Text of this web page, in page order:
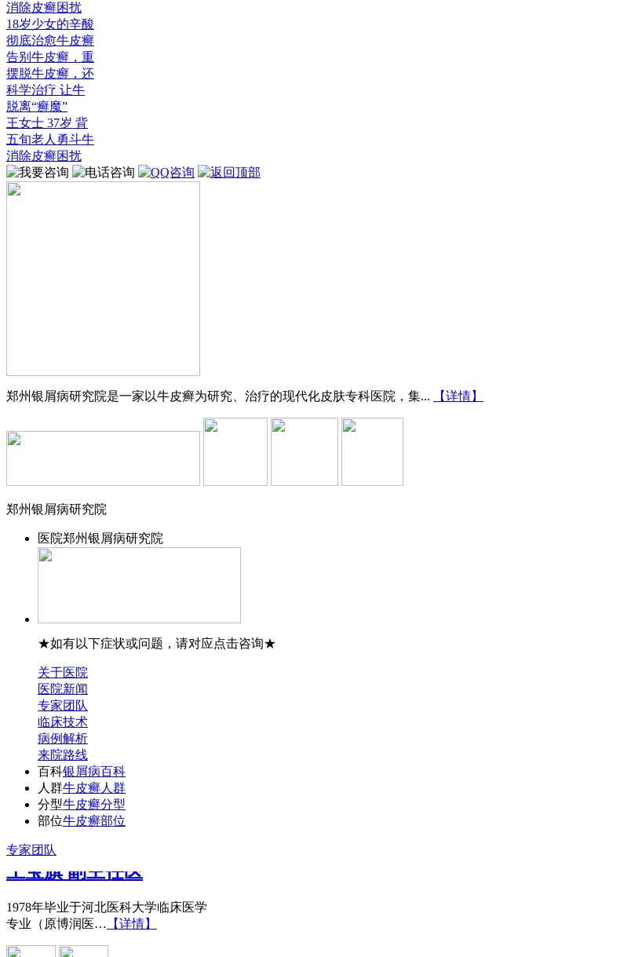
消除皮癣困扰
18岁少女的辛酸
彻底治愈牛皮癣
告别牛皮癣，重
摆脱牛皮癣，还
科学治疗 让牛
脱离“癣魔”
王女士 37岁 背
五旬老人勇斗牛
消除皮癣困扰
郑州银屑病研究院是一家以牛皮癣为研究、治疗的现代化皮肤专科医院，集... 【详情】
郑州银屑病研究院
医院郑州银屑病研究院
★如有以下症状或问题，请对应点击咨询★
关于医院
医院新闻
专家团队
临床技术
病例解析
来院路线
百科银屑病百科
人群牛皮癣人群
分型牛皮癣分型
部位牛皮癣部位
专家团队
王宝旗 副主任医
1978年毕业于河北医科大学临床医学
专业（原博润医…【详情】